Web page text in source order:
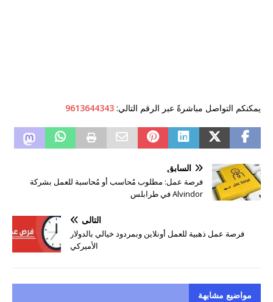
يمكنكم التواصل مباشرةً عبر الرقم التالي: 9613644343
السابق
فرصة عمل: مطلوب مُحاسب أو مُحاسبة للعمل بشركة
Alvindor في طرابلس
التالي
فرصة عمل ذهبية للعمل أونلاين وبمردود خيالي بالدولار
الأميركي
مواضيع مشابهة